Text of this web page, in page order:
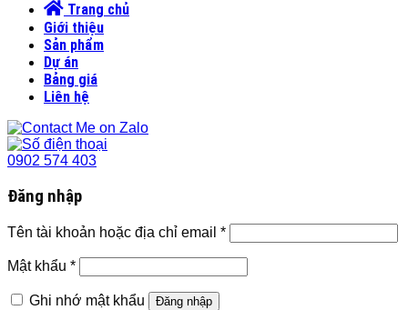
Trang chủ
Giới thiệu
Sản phẩm
Dự án
Bảng giá
Liên hệ
0902 574 403
Đăng nhập
Tên tài khoản hoặc địa chỉ email *
Mật khẩu *
Ghi nhớ mật khẩu Đăng nhập